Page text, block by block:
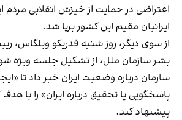
اعتراضی در حمایت از خیزش انقلابی مردم
ایرانیان مقیم این کشور برپا شد.
از سوی دیگر، روز شنبه فدریکو ویلگاس،
بشر سازمان ملل، از تشکیل جلسه ویژه
سازمان درباره وضعیت ایران خبر داد تا
پاسخگویی یا تحقیق درباره ایران» را با
پیشنهاد کند.